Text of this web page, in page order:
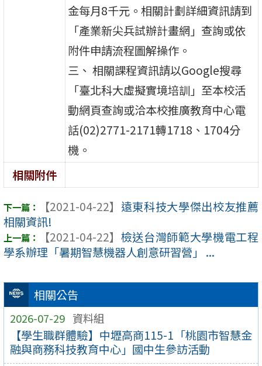
相關公告
2026-07-29 資料組
【學生職群體驗】中壢高商115-1「桃園市智慧金
融與商務科技教育中心」國中生參訪活動
金每月8千元。相關計劃詳細資訊請到
「產業新尖兵試辦計畫網」查詢或依
附件申請流程圖解操作。
三、 相關課程資訊請以Google搜尋
「臺北科大虛擬實境培訓」至本校活
動網頁查詢或洽本校推廣教育中心電
話(02)2771-2171轉1718、1704分
機。
相關附件
【2021-04-22】 遠東科技大學傑出校友推薦
相關資訊!
【2021-04-22】 檢送台灣師範大學機電工程
學系辦理「暑期智慧機器人創意研習營」 ...